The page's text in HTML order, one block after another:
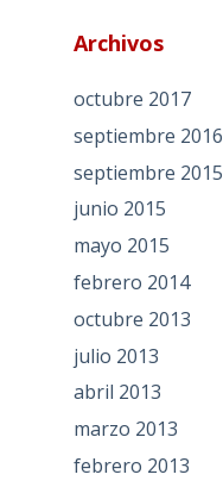
Archivos
octubre 2017
septiembre 2016
septiembre 2015
junio 2015
mayo 2015
febrero 2014
octubre 2013
julio 2013
abril 2013
marzo 2013
febrero 2013